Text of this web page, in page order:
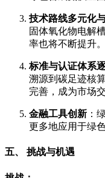
技术路线多元化
固体氧化物电解
率也将不断提升。
标准与认证体系
溯源到碳足迹核
完善，成为市场
金融工具创新 ：
更多地应用于绿
五、 挑战与机遇